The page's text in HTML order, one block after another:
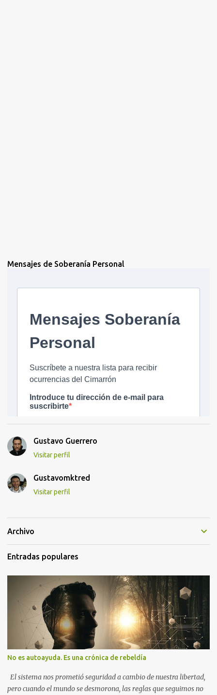
Mensajes de Soberanía Personal
Gustavo Guerrero
Visitar perfil
Gustavomktred
Visitar perfil
Archivo
Entradas populares
No es autoayuda. Es una crónica de rebeldía
El sistema nos prometió seguridad a cambio de nuestra libertad,
pero cuando el mundo se desmorona, las reglas que seguimos no